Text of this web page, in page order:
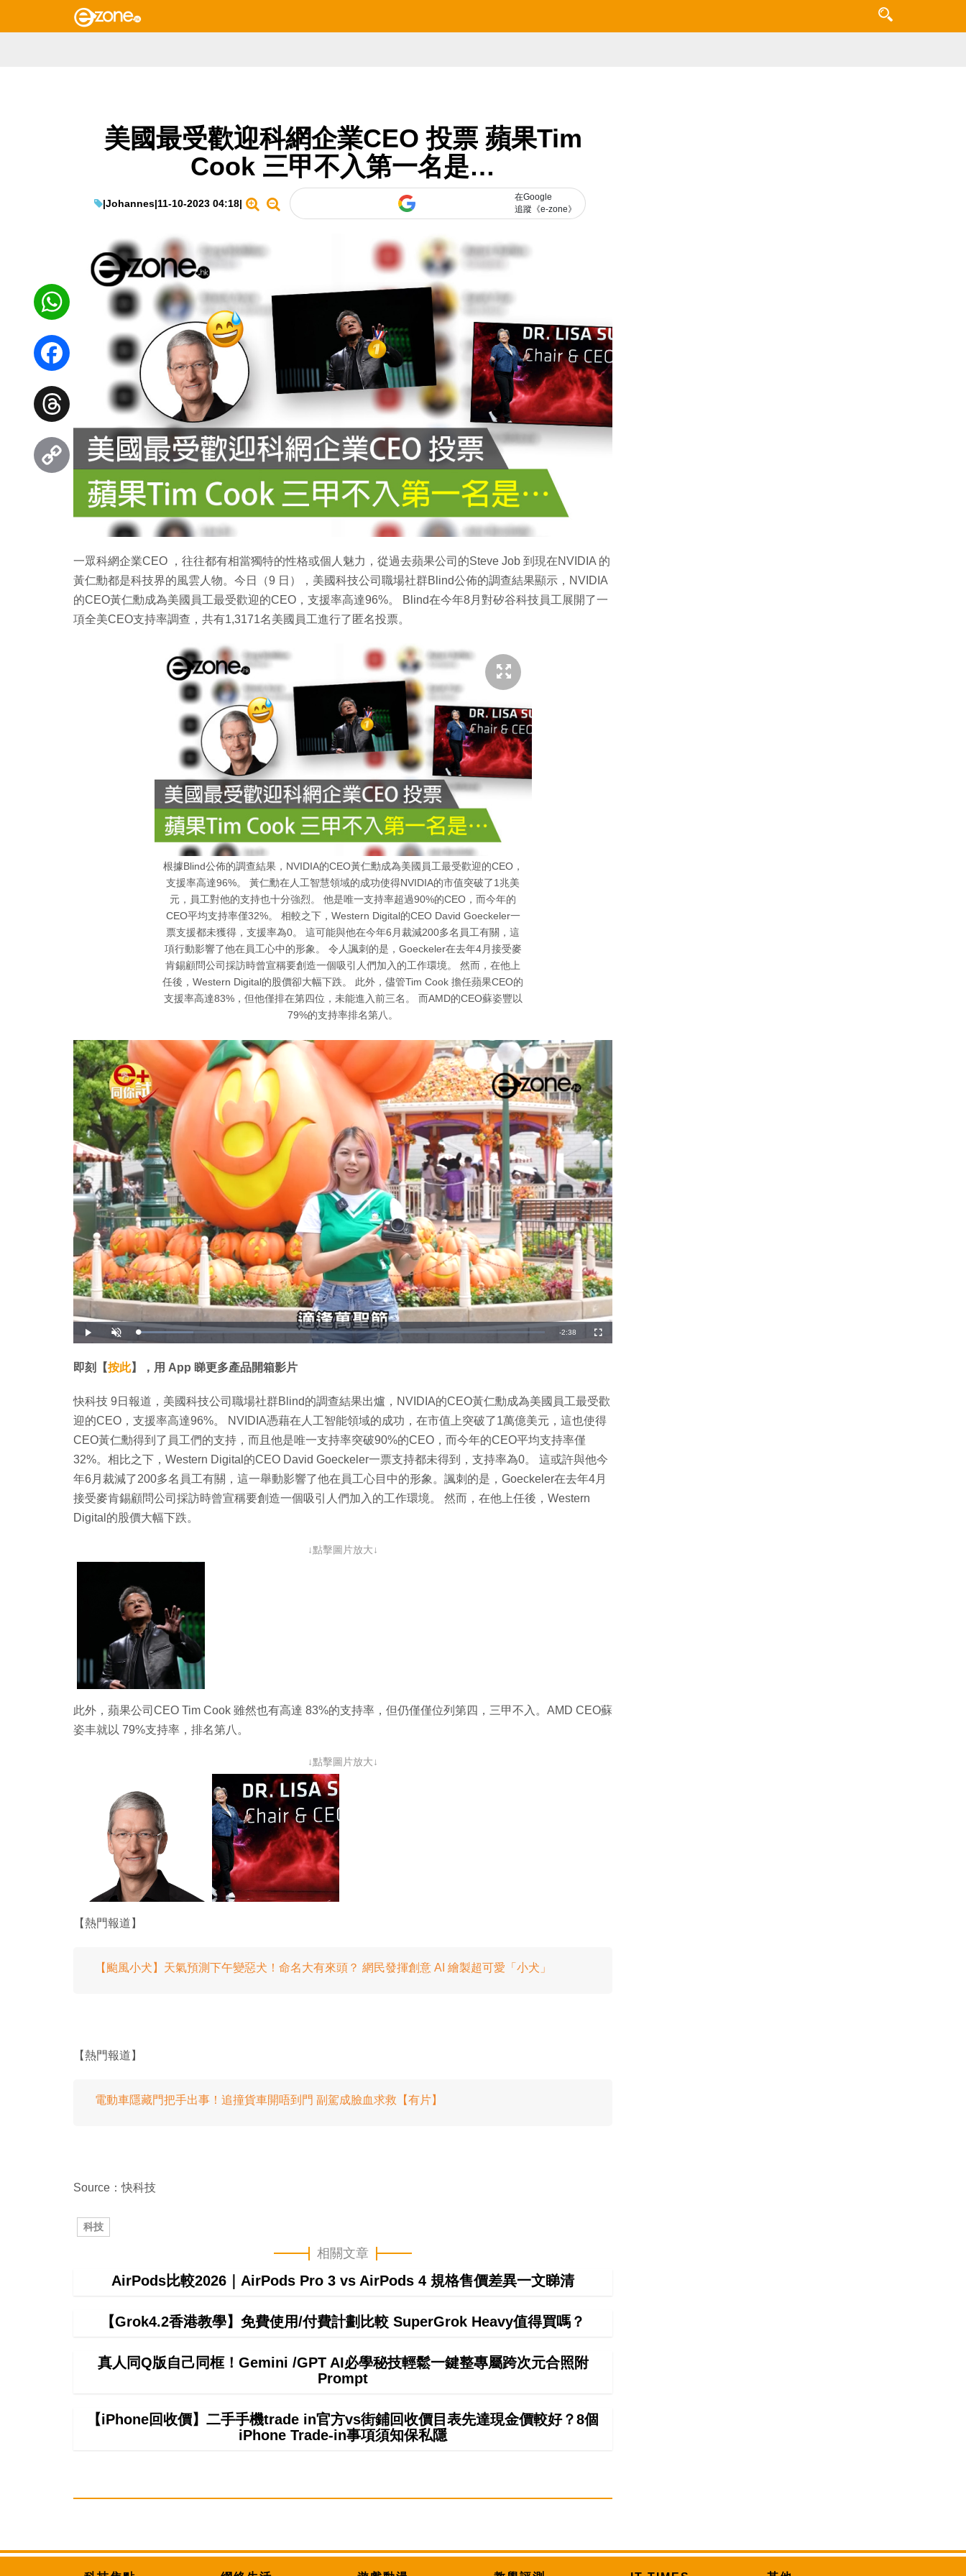
美國最受歡迎科網企業CEO 投票 蘋果Tim
Cook 三甲不入第一名是…
|Johannes|11-10-2023 04:18|
在Google
追蹤《e-zone》
一眾科網企業CEO ，往往都有相當獨特的性格或個人魅力，從過去蘋果公司的Steve Job 到現在NVIDIA 的
黃仁勳都是科技界的風雲人物。今日（9 日），美國科技公司職場社群Blind公佈的調查結果顯示，NVIDIA
的CEO黃仁勳成為美國員工最受歡迎的CEO，支援率高達96%。 Blind在今年8月對矽谷科技員工展開了一
項全美CEO支持率調查，共有1,3171名美國員工進行了匿名投票。
根據Blind公佈的調查結果，NVIDIA的CEO黃仁勳成為美國員工最受歡迎的CEO，
支援率高達96%。 黃仁勳在人工智慧領域的成功使得NVIDIA的市值突破了1兆美
元，員工對他的支持也十分強烈。 他是唯一支持率超過90%的CEO，而今年的
CEO平均支持率僅32%。 相較之下，Western Digital的CEO David Goeckeler一
票支援都未獲得，支援率為0。 這可能與他在今年6月裁減200多名員工有關，這
項行動影響了他在員工心中的形象。 令人諷刺的是，Goeckeler在去年4月接受麥
肯錫顧問公司採訪時曾宣稱要創造一個吸引人們加入的工作環境。 然而，在他上
任後，Western Digital的股價卻大幅下跌。 此外，儘管Tim Cook 擔任蘋果CEO的
支援率高達83%，但他僅排在第四位，未能進入前三名。 而AMD的CEO蘇姿豐以
79%的支持率排名第八。
播
放
開
啟
載
1
7
%
剩
間
-2:38
全
螢
即刻【按此】，用 App 睇更多產品開箱影片
快科技 9日報道，美國科技公司職場社群Blind的調查結果出爐，NVIDIA的CEO黃仁勳成為美國員工最受歡
迎的CEO，支援率高達96%。 NVIDIA憑藉在人工智能領域的成功，在市值上突破了1萬億美元，這也使得
CEO黃仁勳得到了員工們的支持，而且他是唯一支持率突破90%的CEO，而今年的CEO平均支持率僅
32%。相比之下，Western Digital的CEO David Goeckeler一票支持都未得到，支持率為0。 這或許與他今
年6月裁減了200多名員工有關，這一舉動影響了他在員工心目中的形象。諷刺的是，Goeckeler在去年4月
接受麥肯錫顧問公司採訪時曾宣稱要創造一個吸引人們加入的工作環境。 然而，在他上任後，Western
Digital的股價大幅下跌。
↓點擊圖片放大↓
此外，蘋果公司CEO Tim Cook 雖然也有高達 83%的支持率，但仍僅僅位列第四，三甲不入。AMD CEO蘇
姿丰就以 79%支持率，排名第八。
↓點擊圖片放大↓
【熱門報道】
【颱風小犬】天氣預測下午變惡犬！命名大有來頭？ 網民發揮創意 AI 繪製超可愛「小犬」
【熱門報道】
電動車隱藏門把手出事！追撞貨車開唔到門 副駕成臉血求救【有片】
Source：快科技
科技
相關文章
AirPods比較2026｜AirPods Pro 3 vs AirPods 4 規格售價差異一文睇清
【Grok4.2香港教學】免費使用/付費計劃比較 SuperGrok Heavy值得買嗎？
真人同Q版自己同框！Gemini /GPT AI必學秘技輕鬆一鍵整專屬跨次元合照附
Prompt
【iPhone回收價】二手手機trade in官方vs街鋪回收價目表先達現金價較好？8個
iPhone Trade-in事項須知保私隱
WhatsApp
Facebook
Threads
Link